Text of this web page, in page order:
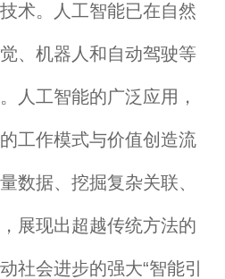
术。人工智能已在自然
、机器人和自动驾驶等
人工智能的广泛应用，
工作模式与价值创造流
数据、挖掘复杂关联、
展现出超越传统方法的
社会进步的强大“智能引